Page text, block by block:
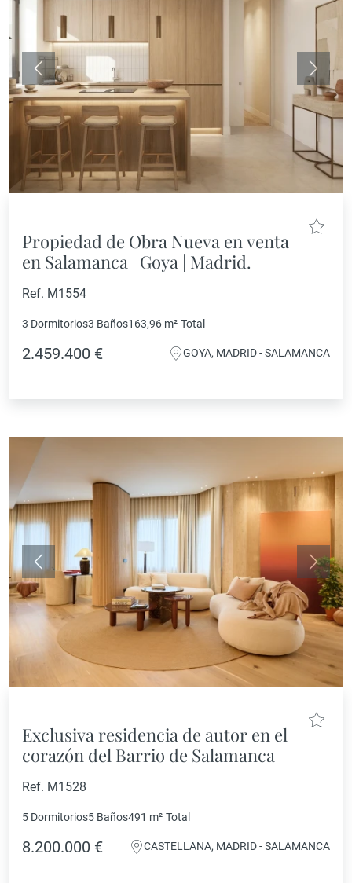
Anterior
Propiedad de Obra Nueva en venta
en Salamanca | Goya | Madrid.
Ref. M1554
3 Dormitorios3 Baños163,96 m² Total
2.459.400 € GOYA, MADRID - SALAMANCA
Anterior
Exclusiva residencia de autor en el
corazón del Barrio de Salamanca
Ref. M1528
5 Dormitorios5 Baños491 m² Total
8.200.000 € CASTELLANA, MADRID - SALAMANCA